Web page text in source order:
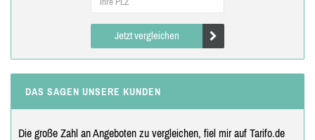
Jetzt vergleichen
DAS SAGEN UNSERE KUNDEN
Die große Zahl an Angeboten zu vergleichen, fiel mir auf Tarifo.de